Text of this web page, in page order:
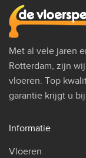
Met al vele jaren
Rotterdam, zijn
vloeren. Top
garantie krijgt u
Informatie
Vloeren